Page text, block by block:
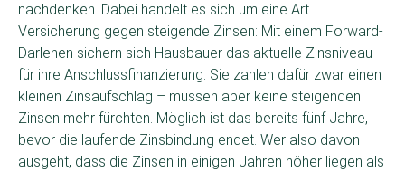
nachdenken. Dabei handelt es sich um eine Art
Versicherung gegen steigende Zinsen: Mit einem Forward-
Darlehen sichern sich Hausbauer das aktuelle Zinsniveau
für ihre Anschlussfinanzierung. Sie zahlen dafür zwar einen
kleinen Zinsaufschlag – müssen aber keine steigenden
Zinsen mehr fürchten. Möglich ist das bereits fünf Jahre,
bevor die laufende Zinsbindung endet. Wer also davon
ausgeht, dass die Zinsen in einigen Jahren höher liegen als